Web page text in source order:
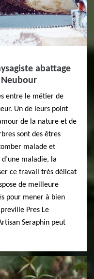
abattage
entre le métier de
Un de leurs point
de la nature et de
sont des êtres
malade et
maladie, la
ce travail très délicat
de meilleure
pour mener à bien
Pres Le
Seraphin peut